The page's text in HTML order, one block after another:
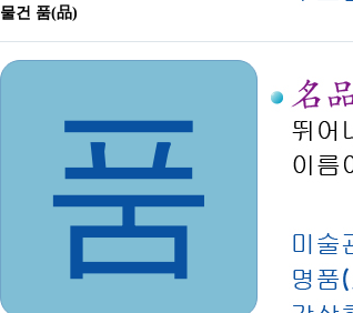
물건 품(品)
품